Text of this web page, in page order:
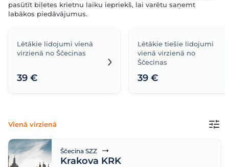
pasūtīt biļetes krietnu laiku iepriekš, lai varētu saņemt
labākos piedāvājumus.
Lētākie lidojumi vienā
virzienā no Ščecinas
39 €
Lētākie tiešie lidojumi
vienā virzienā no
Ščecinas
39 €
Vienā virzienā
Ščecina SZZ
Krakova KRK